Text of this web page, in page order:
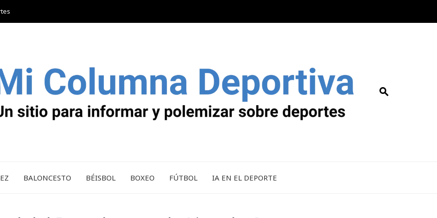
BALONCESTO BÉISBOL BOXEO FÚTBOL IA EN EL DEPORTE